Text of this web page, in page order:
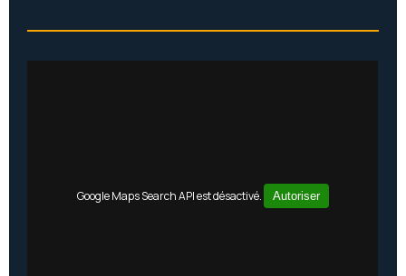
Google Maps Search API est désactivé. Autoriser